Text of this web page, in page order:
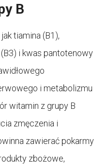
B
tiamina (B1),
i kwas pantotenowy
i metabolizmu
witamin z grupy B
zmęczenia i
zawierać pokarmy
zbożowe,